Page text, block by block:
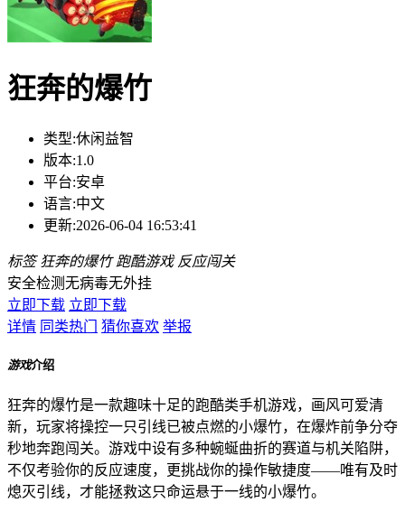
狂奔的爆竹
类型:休闲益智
版本:1.0
平台:安卓
语言:中文
更新:2026-06-04 16:53:41
标签 狂奔的爆竹 跑酷游戏 反应闯关
安全检测无病毒无外挂
立即下载 立即下载
详情 同类热门 猜你喜欢 举报
游戏介绍
狂奔的爆竹是一款趣味十足的跑酷类手机游戏，画风可爱清
新，玩家将操控一只引线已被点燃的小爆竹，在爆炸前争分夺
秒地奔跑闯关。游戏中设有多种蜿蜒曲折的赛道与机关陷阱，
不仅考验你的反应速度，更挑战你的操作敏捷度——唯有及时
熄灭引线，才能拯救这只命运悬于一线的小爆竹。